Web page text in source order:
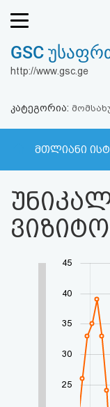
რეიტინგი
ავტორიზაცია
რეგისტრაცია
პაროლის
აღდგენა
GSC
http://www.gsc.ge
კატეგორია:
მთლიანი
25
30
35
40
45